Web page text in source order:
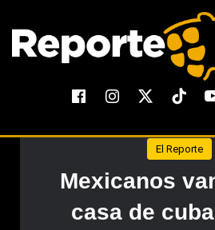
El Reporte
Mexicanos
casa de